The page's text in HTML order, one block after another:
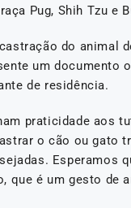
Pug, Shih Tzu
do
um
de residência.
praticidade aos
o cão ou gato
Esperamos
que é um gesto de